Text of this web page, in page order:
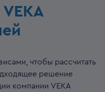
чтобы рассчитать
решение
компании VEKA